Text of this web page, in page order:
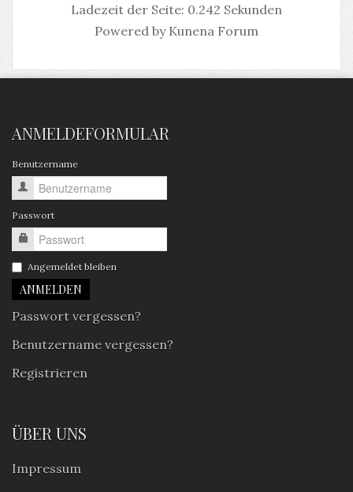
Ladezeit der Seite: 0.242 Sekunden
Powered by Kunena Forum
ANMELDEFORMULAR
Benutzername
Passwort
Angemeldet bleiben
Passwort vergessen?
Benutzername vergessen?
Registrieren
ÜBER UNS
Impressum